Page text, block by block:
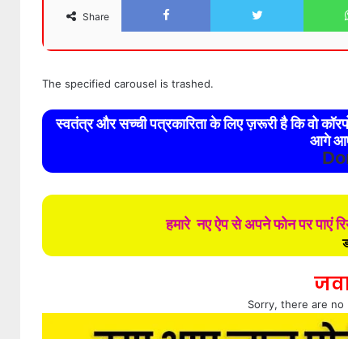
Share
The specified carousel is trashed.
स्वतंत्र और सच्ची पत्रकारिता के लिए ज़रूरी है कि वो
आगे
हमारे नए ऐप से अपने फोन पर पाएं
Sorry, there are no